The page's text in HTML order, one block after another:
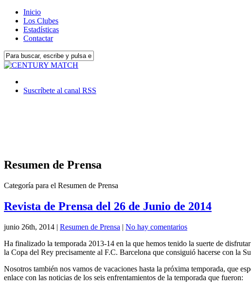
Inicio
Los Clubes
Estadísticas
Contactar
Suscríbete al canal RSS
Resumen de Prensa
Categoría para el Resumen de Prensa
Revista de Prensa del 26 de Junio de 2014
junio 26th, 2014 | Resumen de Prensa | No hay comentarios
Ha finalizado la temporada 2013-14 en la que hemos tenido la suerte de
la Copa del Rey precisamente al F.C. Barcelona que consiguió hacerse con la
Nosotros también nos vamos de vacaciones hasta la próxima temporada, que
enlace con las noticias de los seis enfrentamientos de la temporada que fueron: